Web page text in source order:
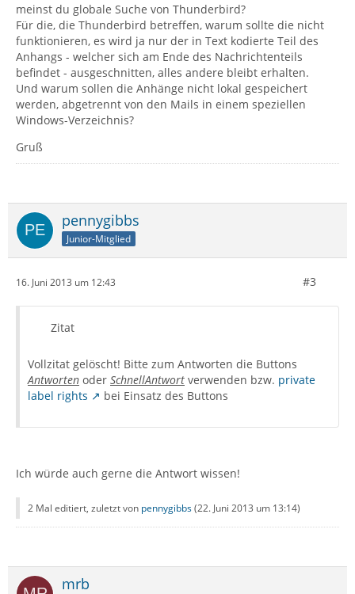
meinst du globale Suche von Thunderbird?
Für die, die Thunderbird betreffen, warum sollte die nicht
funktionieren, es wird ja nur der in Text kodierte Teil des
Anhangs - welcher sich am Ende des Nachrichtenteils
befindet - ausgeschnitten, alles andere bleibt erhalten.
Und warum sollen die Anhänge nicht lokal gespeichert
werden, abgetrennt von den Mails in einem speziellen
Windows-Verzeichnis?
Gruß
pennygibbs
Junior-Mitglied
16. Juni 2013 um 12:43 #3
Zitat
Vollzitat gelöscht! Bitte zum Antworten die Buttons
Antworten oder SchnellAntwort verwenden bzw. private
label rights
bei Einsatz des Buttons
Ich würde auch gerne die Antwort wissen!
2 Mal editiert, zuletzt von pennygibbs(22. Juni 2013 um 13:14)
mrb